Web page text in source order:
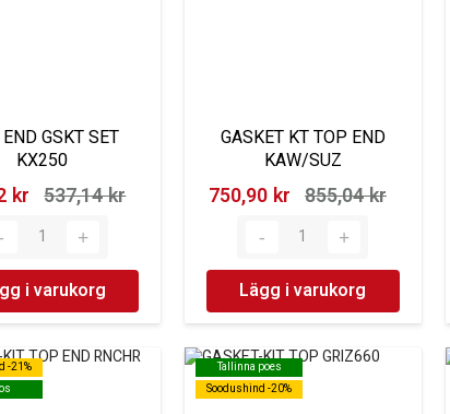
GSKT SET
KX250
kr‎ 537,14 kr‎
i varukorg
GASKET KT TOP END
KAW/SUZ
750,90 kr‎ 855,04 kr‎
Lägg i varukorg
-21%
-21%
Tallinna poes
Soodushind -20%
Tallinna poes
Soodushind -20%